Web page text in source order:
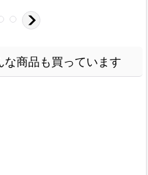
商品も買っています